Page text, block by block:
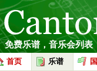
免费乐谱，音乐会列表
首页
乐谱